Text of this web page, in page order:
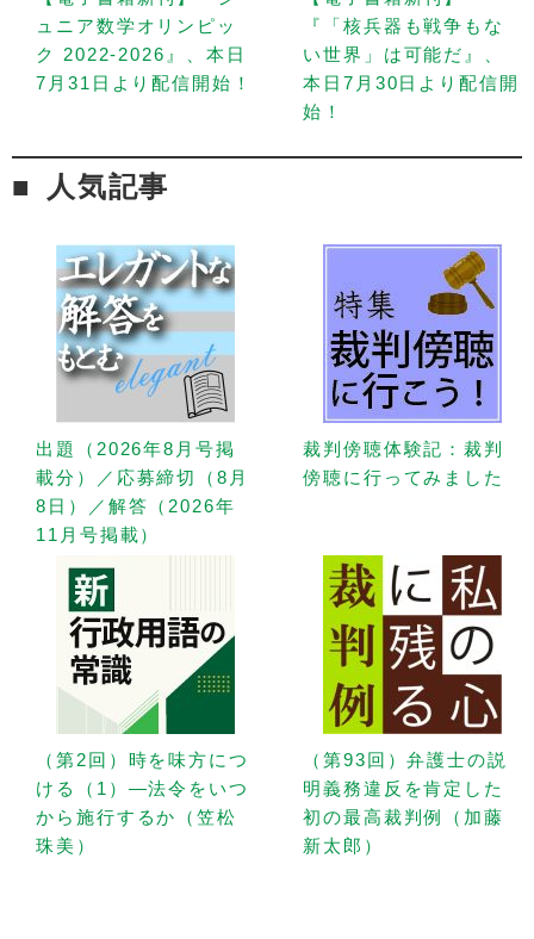
ュニア数学オリンピッ
ク 2022-2026』、本日
7月31日より配信開始！
『「核兵器も戦争もな
い世界」は可能だ』、
本日7月30日より配信開
始！
人気記事
出題（2026年8月号掲
載分）／応募締切（8月
8日）／解答（2026年
11月号掲載）
裁判傍聴体験記：裁判
傍聴に行ってみました
（第2回）時を味方につ
ける（1）—法令をいつ
から施行するか（笠松
珠美）
（第93回）弁護士の説
明義務違反を肯定した
初の最高裁判例（加藤
新太郎）